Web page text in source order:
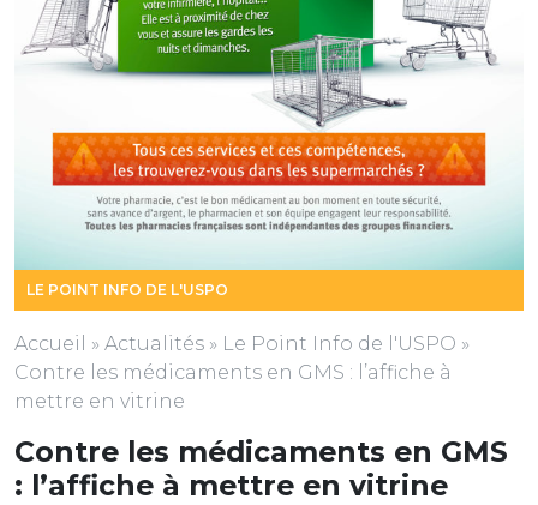
LE POINT INFO DE L'USPO
Accueil » Actualités » Le Point Info de l'USPO »
Contre les médicaments en GMS : l’affiche à
mettre en vitrine
Contre les médicaments en GMS
: l’affiche à mettre en vitrine